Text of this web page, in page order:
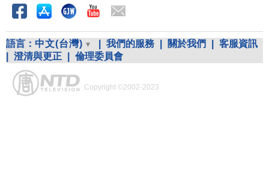
語言： 中文(台灣) 我們的服務 關於我們
客服資訊
澄清與更正 倫理委員會
Copyright ©2002-2023